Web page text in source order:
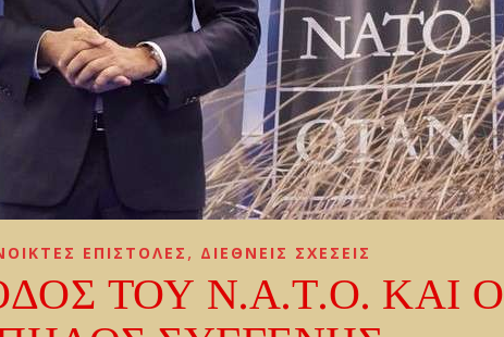
ΕΠΙΣΤΟΛΕΣ , ΔΙΕΘΝΕΙΣ ΣΧΕΣΕΙΣ
ΤΟΥ Ν.Α.Τ.Ο. ΚΑΙ Ο